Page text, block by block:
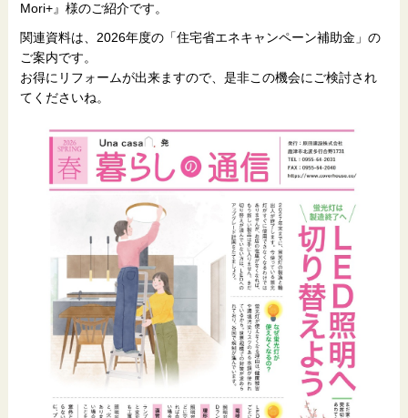
Mori+』様のご紹介です。
関連資料は、2026年度の「住宅省エネキャンペーン補助金」の
ご案内です。
お得にリフォームが出来ますので、是非この機会にご検討され
てくださいね。